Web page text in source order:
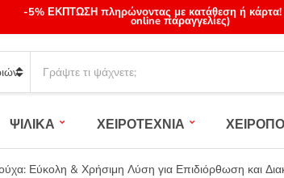
-5% ΕΚΠΤΩΣΗ πληρώνοντας με κατάθεση ή κάρτα!
online παραγγελίες)
a
c
h
p
ΨΙΛΙΚΑ ΧΕΙΡΟΤΕΧΝΙΑ
Εύκολη & Χρήσιμη Λύση για Επιδιόρθωση και